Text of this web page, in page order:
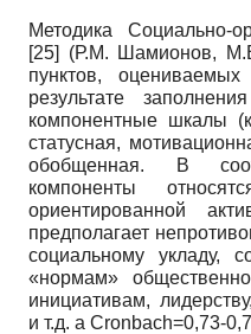
Методика Социально-
[25]
(Р.М. Шамионов,
пунктов,
результате
компонентные шкалы
статусная,
обобщенная. В
компоненты
ориентированной
предполагает
социальному укладу,
«нормам»
инициативам,
и т.д. a Cronbach=0,73-